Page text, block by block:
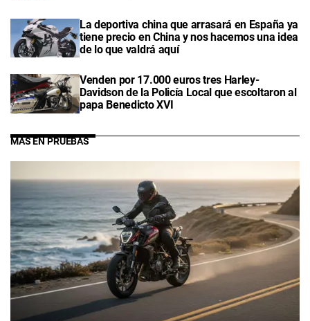
La deportiva china que arrasará en España ya
tiene precio en China y nos hacemos una idea
de lo que valdrá aquí
Venden por 17.000 euros tres Harley-
Davidson de la Policía Local que escoltaron al
papa Benedicto XVI
MÁS EN PRUEBAS